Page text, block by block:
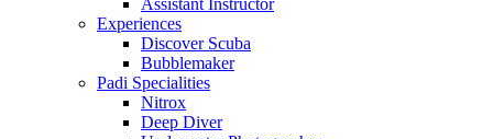
Assistant Instructor
Experiences
Discover Scuba
Bubblemaker
Padi Specialities
Nitrox
Deep Diver